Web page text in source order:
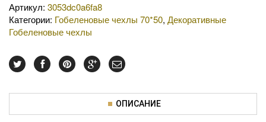
Артикул: 3053dc0a6fa8
Категории: Гобеленовые чехлы 70*50, Декоративные
Гобеленовые чехлы
ОПИСАНИЕ